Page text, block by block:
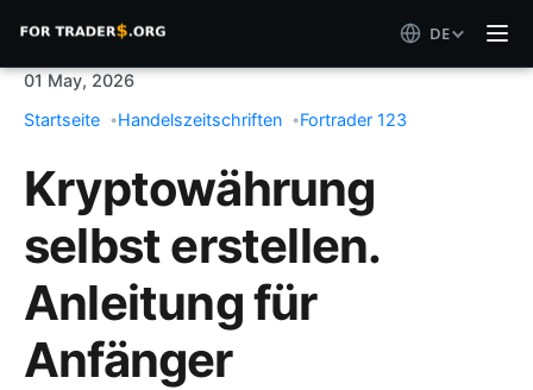
DE
01 May, 2026
Startseite
Handelszeitschriften Fortrader 123
Kryptowährung
selbst erstellen.
Anleitung für
Anfänger